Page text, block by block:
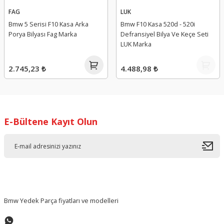
FAG
Bmw 5 Serisi F10 Kasa Arka
Porya Bilyası Fag Marka
2.745,23 ₺
LUK
Bmw F10 Kasa 520d - 520i
Defransiyel Bilya Ve Keçe Seti
LUK Marka
4.488,98 ₺
E-Bültene Kayıt Olun
Bmw Yedek Parça fiyatları ve modelleri